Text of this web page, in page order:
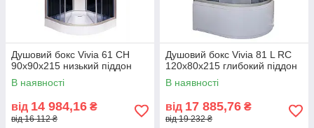
Душовий бокс Vivia 61 CH
90x90x215 низький піддон
В наявності
від 14 984,16 ₴
від 16 112 ₴
Душовий бокс Vivia 81 L RC
120x80x215 глибокий піддон
В наявності
від 17 885,76 ₴
від 19 232 ₴